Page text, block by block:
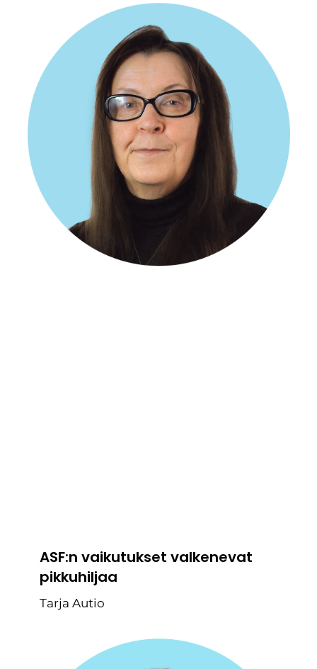
ASF:n vaikutukset valkenevat
pikkuhiljaa
Tarja Autio